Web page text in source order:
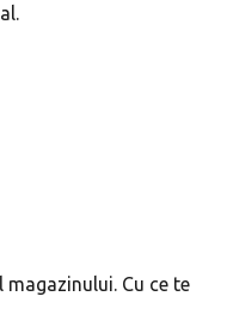
Cu ce te